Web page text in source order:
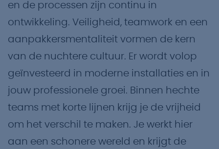
en de processen zijn continu in
ontwikkeling. Veiligheid, teamwork en een
aanpakkersmentaliteit vormen de kern
van de nuchtere cultuur. Er wordt volop
geïnvesteerd in moderne installaties en in
jouw professionele groei. Binnen hechte
teams met korte lijnen krijg je de vrijheid
om het verschil te maken. Je werkt hier
aan een schonere wereld en krijgt de